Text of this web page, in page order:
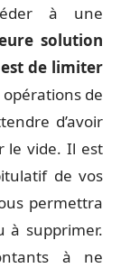
à une
solution
de limiter
de
d’avoir
le vide. Il est
de vos
permettra
à supprimer.
à ne